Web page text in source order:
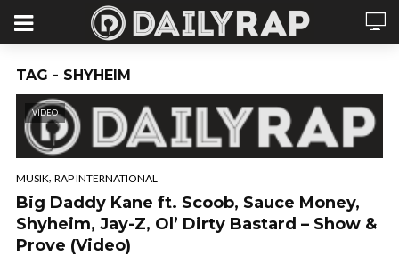
TAG - SHYHEIM
VIDEO
MUSIK, RAP INTERNATIONAL
Big Daddy Kane ft. Scoob, Sauce Money,
Shyheim, Jay-Z, Ol’ Dirty Bastard – Show &
Prove (Video)